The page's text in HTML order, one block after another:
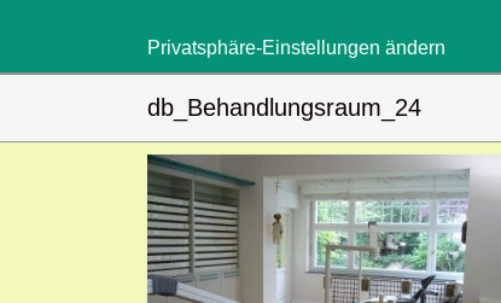
Privatsphäre-Einstellungen ändern
db_Behandlungsraum_24